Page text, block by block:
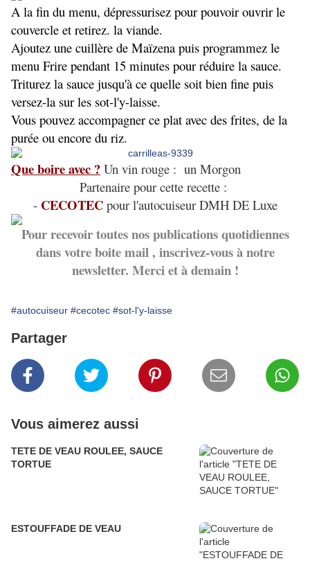
A la fin du menu, dépressurisez pour pouvoir ouvrir le
couvercle et retirez. la viande.
Ajoutez une cuillère de Maïzena puis programmez le
menu Frire pendant 15 minutes pour réduire la sauce.
Triturez la sauce jusqu'à ce quelle soit bien fine puis
versez-la sur les sot-l'y-laisse.
Vous pouvez accompagner ce plat avec des frites, de la
purée ou encore du riz.
Que boire avec ? Un vin rouge : un Morgon
Partenaire pour cette recette :
- CECOTECpour l'autocuiseur DMH DE Luxe
Pour recevoir toutes nos publications quotidiennes
dans votre boite mail , inscrivez-vous à notre
newsletter. Merci et à demain !
#autocuiseur #cecotec #sot-l'y-laisse
Partager
Vous aimerez aussi
TETE DE VEAU ROULEE, SAUCE
TORTUE
ESTOUFFADE DE VEAU